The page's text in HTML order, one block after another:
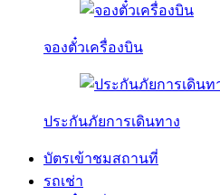
จองตั๋วเครื่องบิน
ประกันภัยการเดินทาง
บัตรเข้าชมสถานที่
รถเช่า